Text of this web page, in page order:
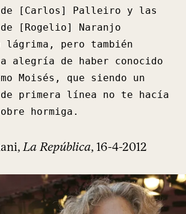
[Carlos] Palleiro y las
[Rogelio] Naranjo
lágrima, pero también
alegría de haber conocido
Moisés, que siendo un
primera línea no te hacía
hormiga.
La República, 16-4-2012